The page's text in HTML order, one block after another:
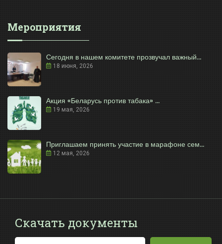
Мероприятия
Сегодня в нашем комитете прозвучал важный...
18 июня, 2026
Акция «Беларусь против табака» ...
19 мая, 2026
Приглашаем принять участие в марафоне сем...
12 мая, 2026
Скачать документы